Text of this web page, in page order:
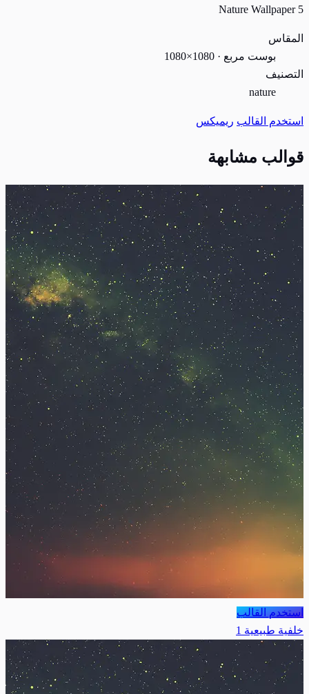
Nature Wallpaper 5
المقاس
بوست مربع · 1080×1080
التصنيف
nature
استخدم القالب ريميكس
قوالب مشابهة
استخدم القالب
خلفية طبيعية 1